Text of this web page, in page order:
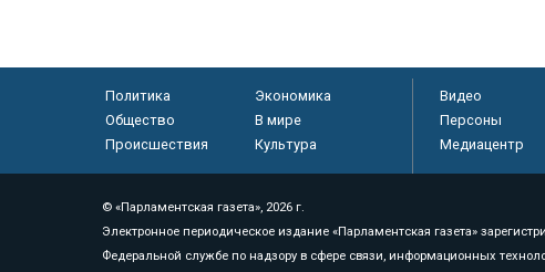
Политика
Экономика
Общество
В мире
Происшествия
Культура
Видео
Персоны
Медиацентр
© «Парламентская газета», 2026 г.
Электронное периодическое издание «Парламентская газета»
Федеральной службе по надзору в сфере связи, информационных